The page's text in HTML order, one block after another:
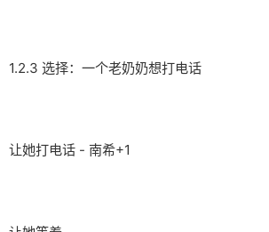
1.2.3 选择：一个老奶奶想打电话
让她打电话 - 南希+1